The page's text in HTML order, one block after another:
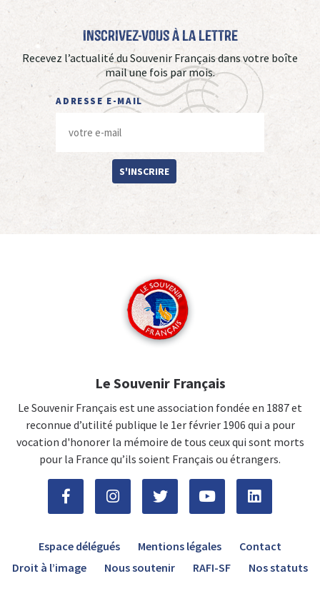
Inscrivez-vous à La Lettre
Recevez l’actualité du Souvenir Français dans votre boîte
mail une fois par mois.
ADRESSE E-MAIL
S'INSCRIRE
Le Souvenir Français
Le Souvenir Français est une association fondée en 1887 et
reconnue d’utilité publique le 1er février 1906 qui a pour
vocation d'honorer la mémoire de tous ceux qui sont morts
pour la France qu’ils soient Français ou étrangers.
Espace délégués Mentions légales
Contact
Droit à l’image
Nous soutenir RAFI-SF Nos statuts